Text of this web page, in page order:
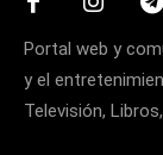
Portal web y
y el
Televisión,